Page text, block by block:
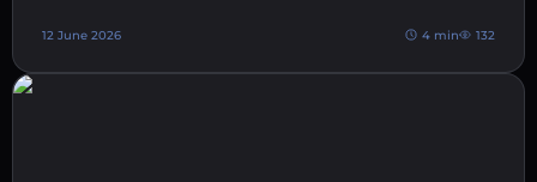
12 June 2026 4 min 132